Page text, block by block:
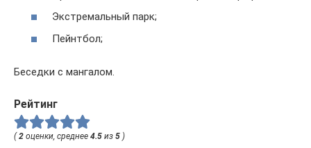
Экстремальный парк;
Пейнтбол;
Беседки с мангалом.
Рейтинг
( 2 оценки, среднее 4.5 из 5 )